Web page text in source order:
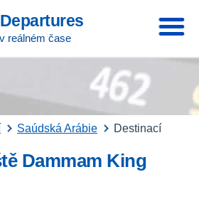
reálném čase
Saúdská Arábie Destinací
Dammam King